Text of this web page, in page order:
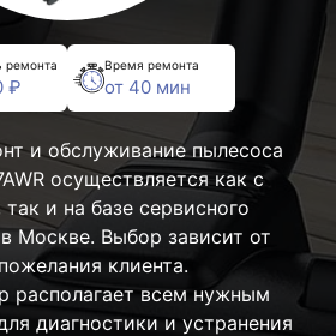
ремонта
₽
Время ремонта
от 40 мин
и обслуживание пылесоса
осуществляется как с
и на базе сервисного
Москве. Выбор зависит от
клиента.
располагает всем нужным
диагностики и устранения